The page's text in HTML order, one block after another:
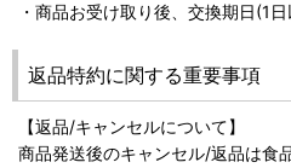
・商品お受け取り後、交換期日(1
返品特約に関する重要事項
【返品/キャンセルについて】
商品発送後のキャンセル/返品は食